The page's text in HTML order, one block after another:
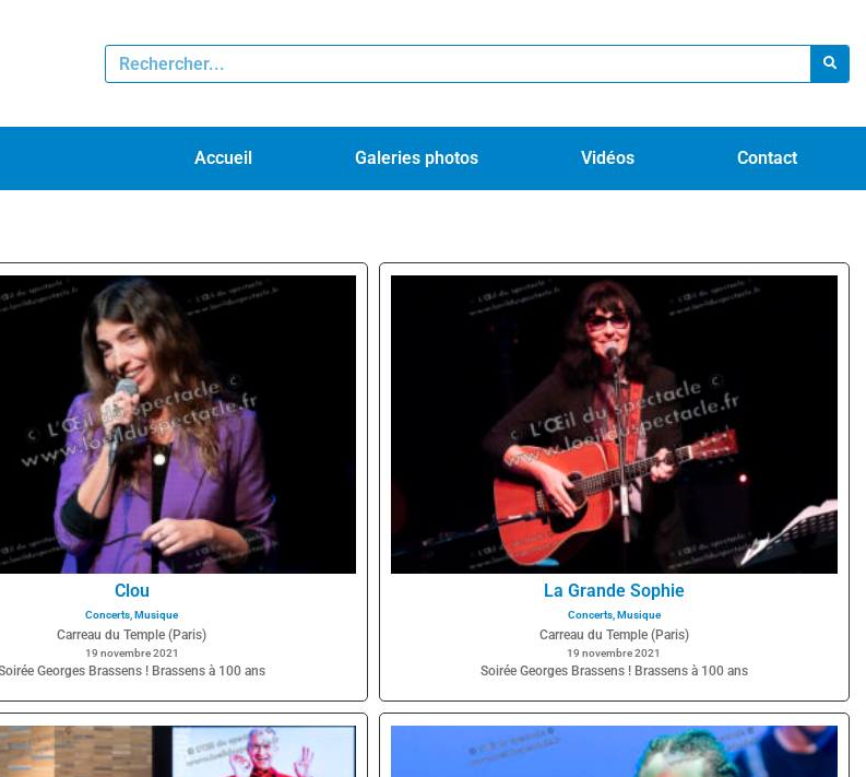
Accueil Galeries photos Vidéos Contact
Clou
Concerts, Musique
Carreau du Temple (Paris)
19 novembre 2021
Georges Brassens ! Brassens à 100 ans
La Grande Sophie
Concerts, Musique
Carreau du Temple (Paris)
19 novembre 2021
Soirée Georges Brassens ! Brassens à 100 ans